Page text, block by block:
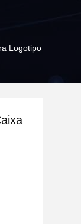
Logotipo